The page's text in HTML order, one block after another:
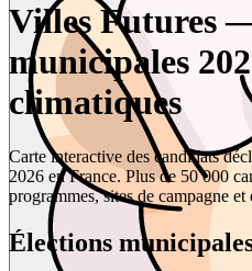
Villes Futures
municipales
climatiques
Carte interactive des candidats
2026 en France. Plus de 50 000
programmes, sites de campagne
Élections